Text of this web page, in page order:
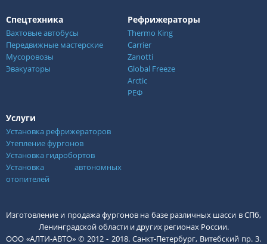
Спецтехника
Вахтовые автобусы
Передвижные мастерские
Мусоровозы
Эвакуаторы
Рефрижераторы
Thermo King
Carrier
Zanotti
Global Freeze
Arctic
РЕФ
Услуги
Установка рефрижераторов
Утепление фургонов
Установка гидробортов
Установка автономных
отопителей
Изготовление и продажа фургонов на базе различных шасси в СПб,
Ленинградской области и других регионах России.
ООО «АЛТИ-АВТО» © 2012 - 2018. Санкт-Петербург, Витебский пр. 3.